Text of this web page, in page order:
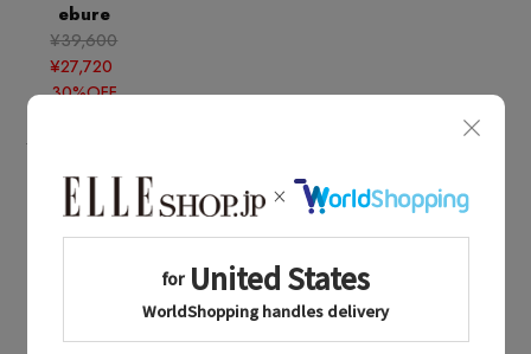
ebure
¥39,600
¥27,720
30%OFF
BOUGHT TOGETHER